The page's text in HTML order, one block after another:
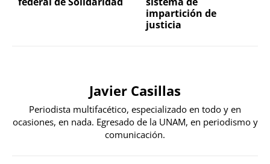
impartición de
justicia
Javier Casillas
Periodista multifacético, especializado en todo y en
ocasiones, en nada. Egresado de la UNAM, en periodismo y
comunicación.